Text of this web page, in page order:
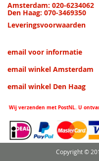
Amsterdam: 020-6234062
Den Haag: 070-3469350
Leveringsvoorwaarden
email voor informatie
email winkel Amsterdam
email winkel Den Haag
Wij verzenden met PostNL. U
Copyright ©